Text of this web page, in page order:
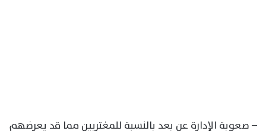
– صعوبة الإدارة عن بعد بالنسبة للمغتربين مما قد يعرضهم